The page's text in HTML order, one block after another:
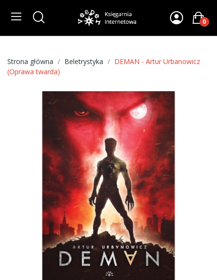
0
Strona główna Beletrystyka
DEMAN - Artur Urbanowicz
(Oprawa twarda)